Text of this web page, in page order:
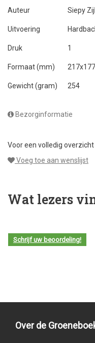
Auteur Siepy
Uitvoering
Druk 1
Formaat (mm)
Gewicht (gram) 254
Bezorginformatie
Voor een volledig
Voeg toe aan wenslijst
Wat lezers
Schrijf uw beoordeling!
Over de